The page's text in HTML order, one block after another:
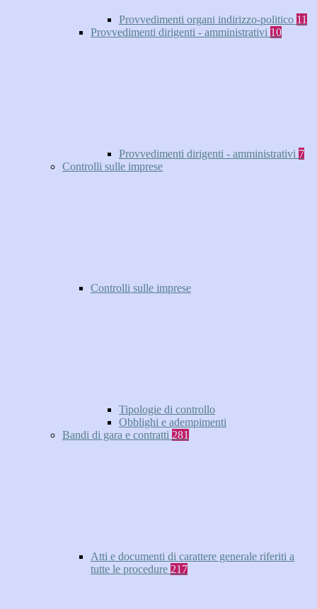
Provvedimenti organi indirizzo-politico 11
Provvedimenti dirigenti - amministrativi 10
Provvedimenti dirigenti - amministrativi 7
Controlli sulle imprese
Controlli sulle imprese
Tipologie di controllo
Obblighi e adempimenti
Bandi di gara e contratti 281
Atti e documenti di carattere generale riferiti a
tutte le procedure 217